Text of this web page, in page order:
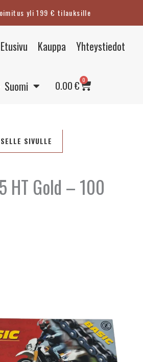
yli 199 € tilauksille
Etusivu Kauppa Yhteystiedot
Suomi
English
Deutsch
0.00€ 0
Cart
SIVULLE
HT Gold – 100